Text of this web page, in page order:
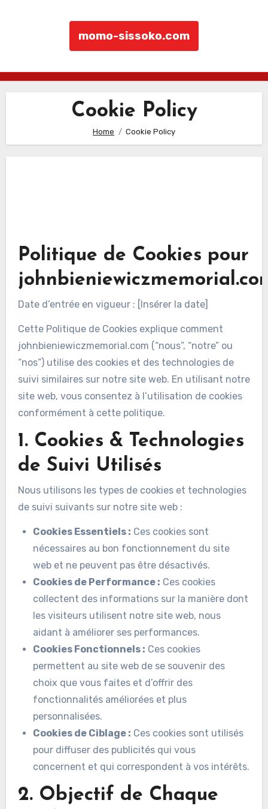
momo-sissoko.com
Cookie Policy
Home Cookie Policy
Politique de Cookies pour
Date d’entrée en vigueur : [Insérer la date]
Cette Politique de Cookies explique comment
johnbieniewiczmemorial.com (“nous”, “notre” ou
“nos”) utilise des cookies et des technologies de
suivi similaires sur notre site web. En utilisant notre
site web, vous consentez à l’utilisation de cookies
conformément à cette politique.
1. Cookies & Technologies
de Suivi Utilisés
Nous utilisons les types de cookies et technologies
de suivi suivants sur notre site web :
Cookies Essentiels : Ces cookies sont
nécessaires au bon fonctionnement du site
web et ne peuvent pas être désactivés.
Cookies de Performance : Ces cookies
collectent des informations sur la manière dont
les visiteurs utilisent notre site web, nous
aidant à améliorer ses performances.
Cookies Fonctionnels : Ces cookies
permettent au site web de se souvenir des
choix que vous faites et d’offrir des
fonctionnalités améliorées et plus
personnalisées.
Cookies de Ciblage : Ces cookies sont utilisés
pour diffuser des publicités qui vous
concernent et qui correspondent à vos intérêts.
2. Objectif de Chaque